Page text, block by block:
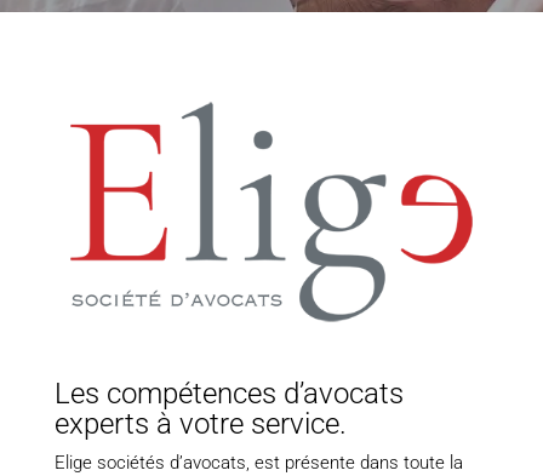
Les compétences d’avocats
experts à votre service.
Elige sociétés d’avocats, est présente dans toute la